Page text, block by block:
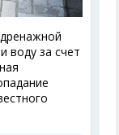
воду за счет